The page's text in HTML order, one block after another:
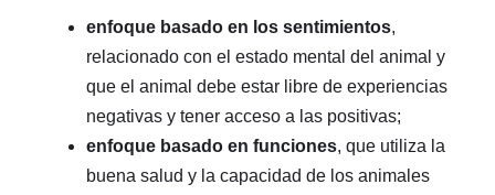
enfoque basado en los sentimientos,
relacionado con el estado mental del animal y
que el animal debe estar libre de experiencias
negativas y tener acceso a las positivas;
enfoque basado en funciones, que utiliza la
buena salud y la capacidad de los animales